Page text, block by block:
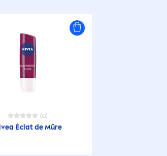
(0)
Éclat de Mûre